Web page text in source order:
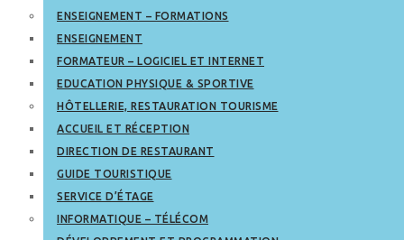
ENSEIGNEMENT – FORMATIONS
ENSEIGNEMENT
FORMATEUR – LOGICIEL ET INTERNET
EDUCATION PHYSIQUE & SPORTIVE
HÔTELLERIE, RESTAURATION TOURISME
ACCUEIL ET RÉCEPTION
DIRECTION DE RESTAURANT
GUIDE TOURISTIQUE
SERVICE D’ÉTAGE
INFORMATIQUE – TÉLÉCOM